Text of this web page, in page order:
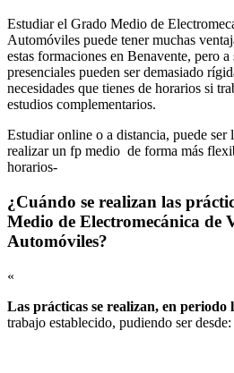
Estudiar el Grado Medio de
Automóviles puede tener muchas
estas formaciones en Benavente, pero
presenciales pueden ser demasiado
necesidades que tienes de horarios si
estudios complementarios.
Estudiar online o a distancia, puede ser
realizar un fp medio de forma más
horarios-
¿Cuándo se realizan las
Medio de Electromecánica de
Automóviles?
«
Las prácticas se realizan, en periodo
trabajo establecido, pudiendo ser desde: